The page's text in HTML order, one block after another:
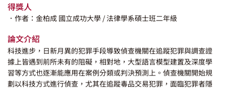
得獎人
．作者：金柏成 國立成功大學 / 法律學系碩士班二年級
論文介紹
科技進步，日新月異的犯罪手段導致偵查機關在追蹤犯罪與調查證
據上皆遇到前所未有的阻礙，相對地，大型語言模型建置及深度學
習等方式也逐漸能應用在案例分類或判決預測上。偵查機關開始規
劃以科技方式進行偵查，尤其在追蹤毒品交易犯罪，面臨犯罪者隱